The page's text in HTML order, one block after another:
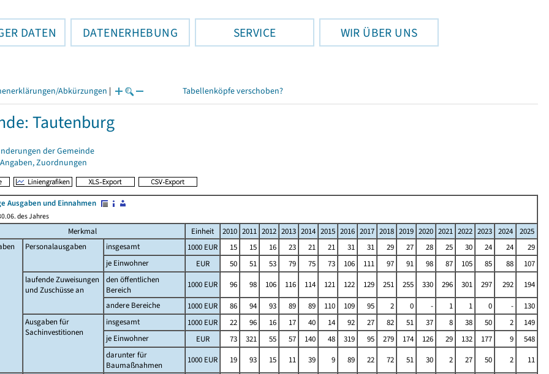
DATEN DATENERHEBUNG SERVICE WIR ÜBER UNS
Abkürzungen | Tabellenköpfe verschoben?
Tautenburg
der Gemeinde
Zuordnungen
Ausgaben und Einnahmen
des Jahres
Merkmal Einheit 2010 2011 2012 2013 2014 2015 2016 2017 2018 2019 2020 2021 2022 2023 2024
2025
Personalausgaben insgesamt 1000 EUR 15 15 16 23 21 21 31 31 29 27 28 25 30 24 24
29
je Einwohner
EUR 50 51 53 79 75 73 106 111 97 91 98 87 105 85 88
107
laufende Zuweisungen
und Zuschüsse an
den öffentlichen
Bereich
1000 EUR 96 98 106 116 114 121 122 129 251 255 330 296 301 297 292
194
andere Bereiche
1000 EUR 86 94 93 89 89 110 109 95 2 0 - 1 1 0 -
130
Ausgaben für
Sachinvestitionen
insgesamt 1000 EUR 22 96 16 17 40 14 92 27 82 51 37 8 38 50 2
149
je Einwohner
EUR 73 321 55 57 140 48 319 95 279 174 126 29 132 177 9
548
darunter für
Baumaßnahmen
1000 EUR 19 93 15 11 39 9 89 22 72 51 30 2 27 50 2
11